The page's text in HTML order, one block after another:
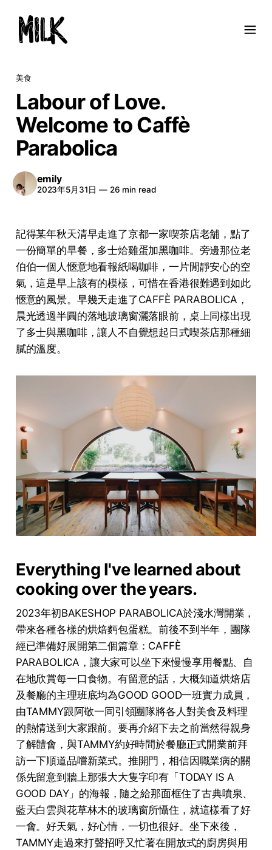
美食
Labour of Love.
Welcome to Caffè
Parabolica
emily
2023年5月31日 —26 min read
記得某年秋天清早走進了京都一家喫茶店老舖，點了
一份簡單的早餐，多士烚雞蛋加黑咖啡。旁邊那位老
伯伯一個人愜意地看報紙喝咖啡，一片閒靜安心的空
氣，這是早上該有的模樣，可惜在香港很難遇到如此
愜意的風景。早幾天走進了CAFFÈ PARABOLICA，
晨光透過半圓的落地玻璃窗灑落眼前，桌上同樣出現
了多士與黑咖啡，讓人不自覺想起日式喫茶店那種細
膩的溫度。
Everything I've learned about
cooking over the years.
2023年初BAKESHOP PARABOLICA於淺水灣開業，
帶來各種各樣的烘焙麪包蛋糕。前後不到半年，團隊
經已準備好展開第二個篇章：CAFFÈ
PARABOLICA，讓大家可以坐下來慢慢享用餐點、自
在地欣賞每一口食物。有留意的話，大概知道烘焙店
及餐廳的主理班底均為GOOD GOOD一班實力成員，
由TAMMY跟阿敬一同引領團隊將各人對美食及料理
的熱情送到大家跟前。要再介紹下去之前當然得親身
了解體會，與TAMMY約好時間於餐廳正式開業前拜
訪一下順道品嚐新菜式。推開門，相信因職業病的關
係先留意到牆上那張大大隻字印有「TODAY IS A
GOOD DAY」的海報，隨之給那面框住了古典噴泉、
藍天白雲與花草林木的玻璃窗所懾住，就這樣看了好
一會。好天氣，好心情，一切也很好。坐下來後，
TAMMY走過來打聲招呼又忙著在開放式的廚房與用